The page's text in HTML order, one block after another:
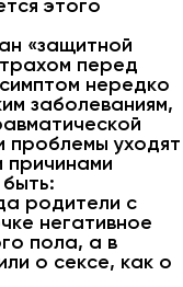
этого
«защитной
перед
нередко
заболеваниям,
проблемы уходят
причинами
родители с
негативное
пола, а в
о сексе, как о